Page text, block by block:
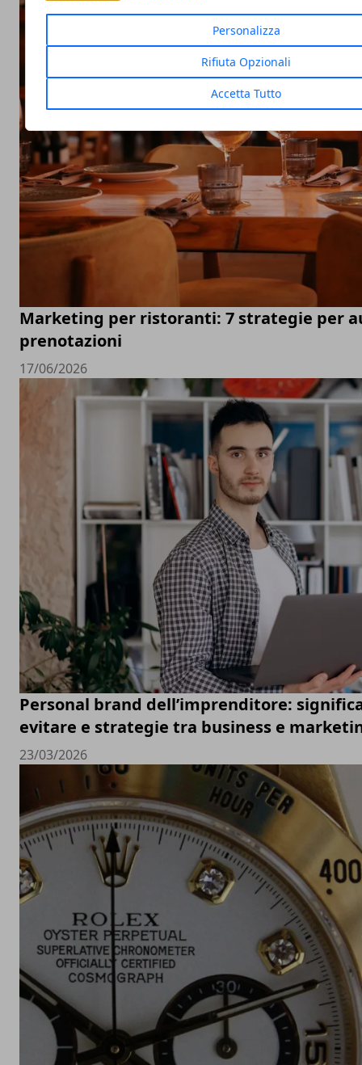
Personalizza
Rifiuta Opzionali
Accetta Tutto
Marketing per ristoranti: 7 strategie per
prenotazioni
17/06/2026
Personal brand dell’imprenditore:
evitare e strategie tra business e
23/03/2026